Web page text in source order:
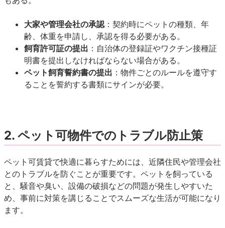
大家や管理会社の承認 ：契約時にペットの種類、年
齢、体重を申請し、承認を得る必要がある。
飼育許可証の提出 ：自治体の登録証やワクチン接種証
明書を提出しなければならない場合がある。
ペット飼育誓約書の提出 ：物件ごとのルールを遵守す
ることを誓約する書類にサインが必要。
2. ペット可物件でのトラブル防止策
ペット可賃貸で快適に暮らすためには、近隣住民や管理会社
とのトラブルを防ぐことが重要です。ペットを飼っている
と、騒音や臭い、設備の破損などの問題が発生しやすいた
め、事前に対策を講じることでスムーズな生活が可能になり
ます。